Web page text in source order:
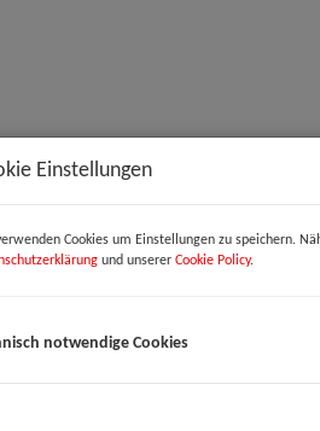
Einstellungen
Cookies um Einstellungen zu speichern.
und unserer Cookie Policy.
notwendige Cookies